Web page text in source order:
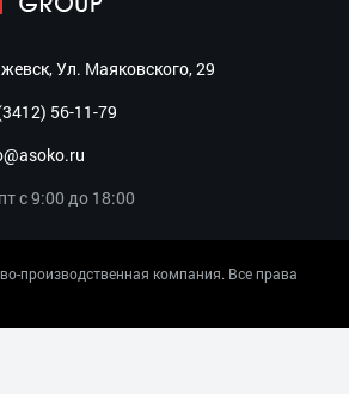
Ул. Маяковского, 29
56-11-79
c 9:00 до 18:00
производственная компания. Все права